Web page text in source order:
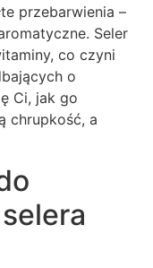
przebarwienia –
Seler
co czyni
o
Ci, jak go
chrupkość, a